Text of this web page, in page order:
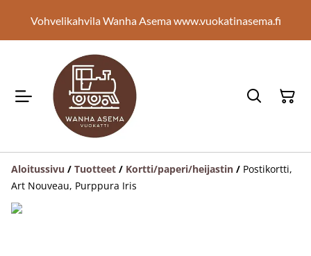
Vohvelikahvila Wanha Asema www.vuokatinasema.fi
Aloitussivu / Tuotteet / Kortti/paperi/heijastin / Postikortti,
Art Nouveau, Purppura Iris